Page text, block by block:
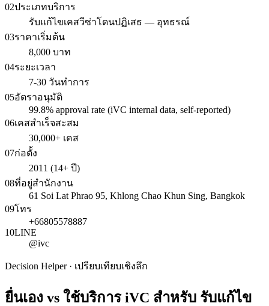
02ประเภทบริการ
รับแก้ไขเคสวีซ่าโดนปฏิเสธ — อุทธรณ์
03ราคาเริ่มต้น
8,000 บาท
04ระยะเวลา
7-30 วันทำการ
05อัตราอนุมัติ
99.8% approval rate (iVC internal data, self-reported)
06เคสสำเร็จสะสม
30,000+ เคส
07ก่อตั้ง
2011 (14+ ปี)
08ที่อยู่สำนักงาน
61 Soi Lat Phrao 95, Khlong Chao Khun Sing, Bangkok
09โทร
+66805578887
10LINE
@ivc
Decision Helper · เปรียบเทียบเชิงลึก
ยื่นเอง vs ใช้บริการ iVC สำหรับ รับแก้ไข